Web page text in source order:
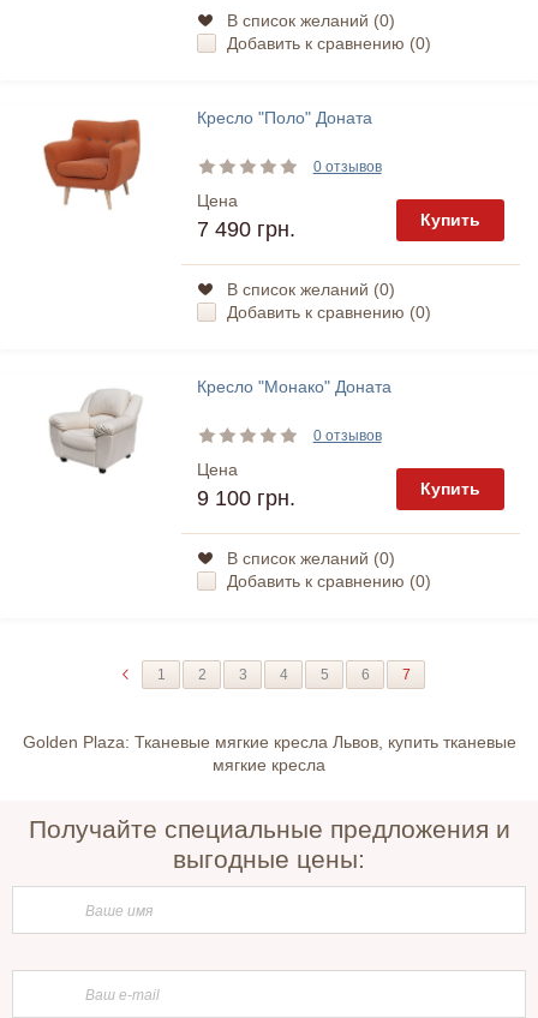
В список желаний (0)
Добавить к сравнению (0)
Кресло "Поло" Доната
0 отзывов
Цена
7 490 грн. Купить
В список желаний (0)
Добавить к сравнению (0)
Кресло "Монако" Доната
0 отзывов
Цена
9 100 грн. Купить
В список желаний (0)
Добавить к сравнению (0)
1 2 3 4 5 6 7
Golden Plaza: Тканевые мягкие кресла Львов, купить тканевые
мягкие кресла
Получайте специальные предложения и
выгодные цены: